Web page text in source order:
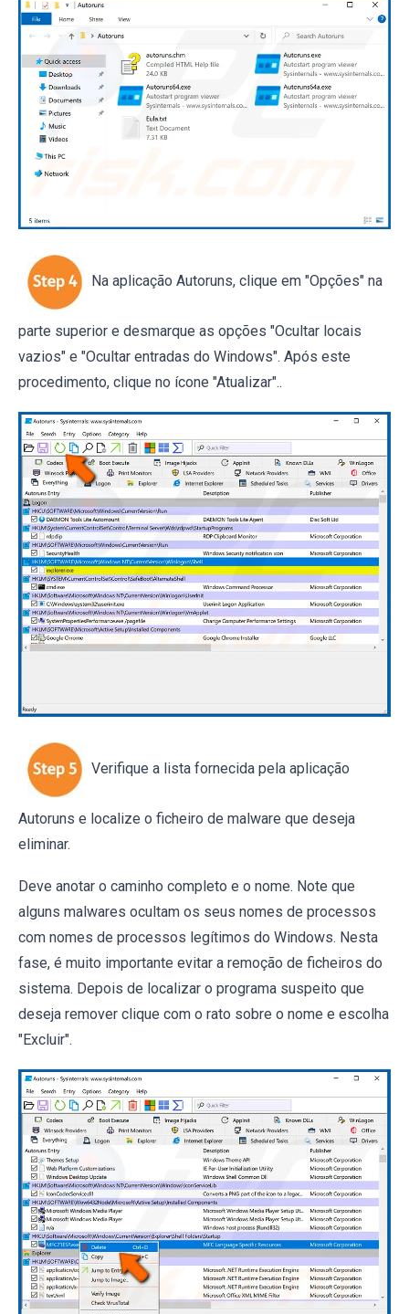
Na aplicação Autoruns, clique em "Opções" na
parte superior e desmarque as opções "Ocultar locais
vazios" e "Ocultar entradas do Windows". Após este
procedimento, clique no ícone "Atualizar"..
Verifique a lista fornecida pela aplicação
Autoruns e localize o ficheiro de malware que deseja
eliminar.
Deve anotar o caminho completo e o nome. Note que
alguns malwares ocultam os seus nomes de processos
com nomes de processos legítimos do Windows. Nesta
fase, é muito importante evitar a remoção de ficheiros do
sistema. Depois de localizar o programa suspeito que
deseja remover clique com o rato sobre o nome e escolha
"Excluir".